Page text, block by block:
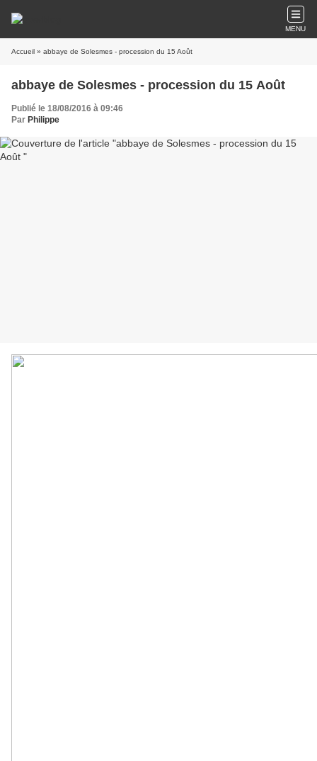
MENU
Accueil » abbaye de Solesmes - procession du 15 Août
abbaye de Solesmes - procession du 15 Août
Publié le 18/08/2016 à 09:46
Par Philippe